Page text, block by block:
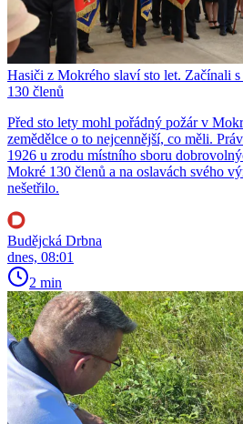
Hasiči z Mokrého slaví sto let. Začínali
130 členů
Před sto lety mohl pořádný požár v
zemědělce o to nejcennější, co měli.
1926 u zrodu místního sboru
Mokré 130 členů a na oslavách svého
nešetřilo.
Budějcká Drbna
dnes, 08:01
2 min